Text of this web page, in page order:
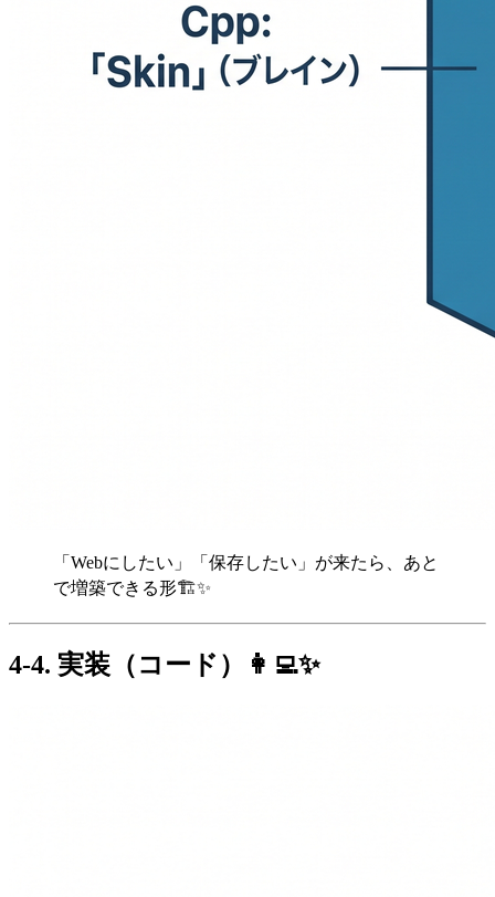
「Webにしたい」「保存したい」が来たら、あと
で増築できる形🏗️✨
4-4. 実装（コード）👩‍💻✨